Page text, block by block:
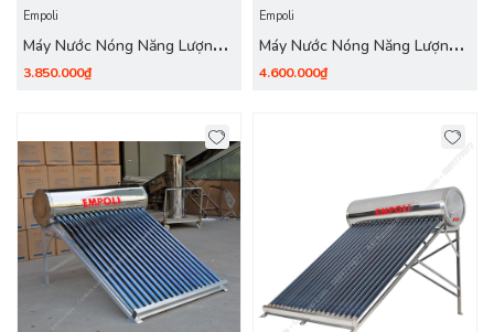
Empoli
Máy Nước Nóng Năng Lượng
Mặt Trời Empoli 120 Lít (12
3.850.000₫
Empoli
Máy Nước Nóng Năng Lượng
Mặt Trời Empoli 150 Lít (15
4.600.000₫